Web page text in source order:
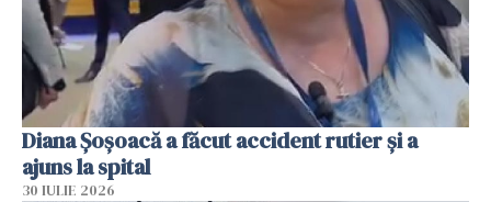
Diana Șoșoacă a făcut accident rutier și a
ajuns la spital
30 IULIE 2026